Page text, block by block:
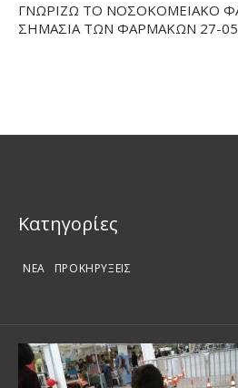
ΓΝΩΡΙΖΩ ΤΟ ΝΟΣΟΚΟΜΕΙΑΚΟ
ΣΗΜΑΣΙΑ ΤΩΝ ΦΑΡΜΑΚΩΝ 27-
Kατηγορίες
ΝΕΑ ΠΡΟΚΗΡΥΞΕΙΣ